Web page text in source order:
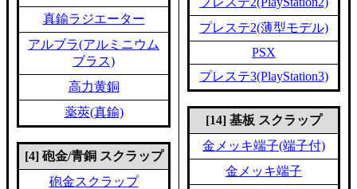
真鍮ラジエーター
アルブラ(アルミニウム
ブラス)
高力黄銅
薬莢(真鍮)
[4] 砲金/青銅 スクラップ
砲金スクラップ
プレステ2(薄型モデル)
PSX
プレステ3(PlayStation3)
[14] 基板 スクラップ
金メッキ端子(端子付)
金メッキ端子